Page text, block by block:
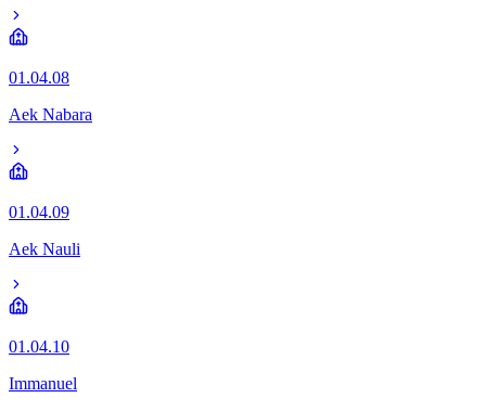
01.04.08
Aek Nabara
01.04.09
Aek Nauli
01.04.10
Immanuel